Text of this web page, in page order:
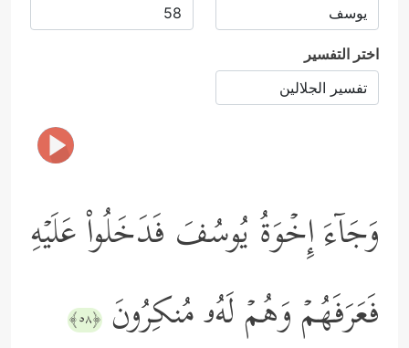
اختر التفسير
وَجَاۤءَ إِخۡوَةُ یُوسُفَ فَدَخَلُواْ عَلَیۡهِ
فَعَرَفَهُمۡ وَهُمۡ لَهُۥ مُنكِرُونَ ﴿٥٨﴾